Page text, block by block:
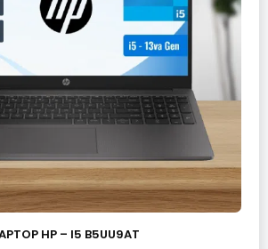
HP – I5 B5UU9AT